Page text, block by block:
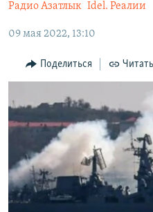
Вернутся
ИНФОГРАФИКА
ТЕЛЕПРОЕКТ КРЫМ.РЕАЛИИ
ПРОПАВШИЕ БЕЗ ВЕСТИ
ПОБЕДИТЕЛЕЙ НЕ СУДЯТ?
КРЫМ.НЕПОКОРЕННЫЙ
ELIFBE
РАДІО СВОБОДА
КАК ОБОЙТИ
Qırımtatar
ПРИСОЕДИНЯЙТЕСЬ!
Радио Азатлык Idel. Реалии
09 мая 2022, 13:10
Поделиться